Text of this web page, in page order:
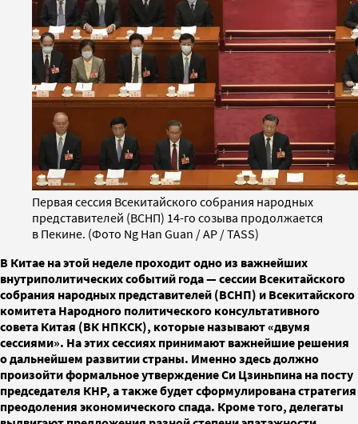
Первая сессия Всекитайского собрания народных
представителей (ВСНП) 14-го созыва продолжается
в Пекине. (Фото Ng Han Guan / AP / TASS)
В Китае на этой неделе проходит одно из важнейших
внутриполитических событий года — сессии Всекитайского
собрания народных представителей (ВСНП) и Всекитайского
комитета Народного политического консультативного
совета Китая (ВК НПКСК), которые называют «двумя
сессиями». На этих сессиях принимают важнейшие решения
о дальнейшем развитии страны. Именно здесь должно
произойти формальное утверждение Си Цзиньпина на посту
председателя КНР, а также будет сформулирована стратегия
преодоления экономического спада. Кроме того, делегаты